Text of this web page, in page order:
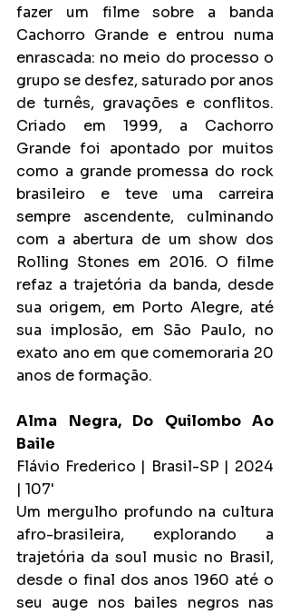
fazer um filme sobre a banda
Cachorro Grande e entrou numa
enrascada: no meio do processo o
grupo se desfez, saturado por anos
de turnês, gravações e conflitos.
Criado em 1999, a Cachorro
Grande foi apontado por muitos
como a grande promessa do rock
brasileiro e teve uma carreira
sempre ascendente, culminando
com a abertura de um show dos
Rolling Stones em 2016. O filme
refaz a trajetória da banda, desde
sua origem, em Porto Alegre, até
sua implosão, em São Paulo, no
exato ano em que comemoraria 20
anos de formação.
Alma Negra, Do Quilombo Ao
Baile
Flávio Frederico | Brasil-SP | 2024
| 107'
Um mergulho profundo na cultura
afro-brasileira, explorando a
trajetória da soul music no Brasil,
desde o final dos anos 1960 até o
seu auge nos bailes negros nas